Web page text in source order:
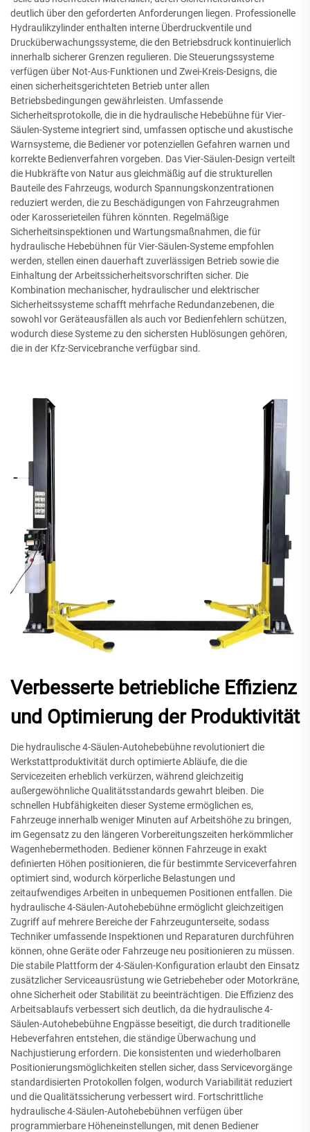
deutlich über den geforderten Anforderungen liegen. Professionelle
Hydraulikzylinder enthalten interne Überdruckventile und
Drucküberwachungssysteme, die den Betriebsdruck kontinuierlich
innerhalb sicherer Grenzen regulieren. Die Steuerungssysteme
verfügen über Not-Aus-Funktionen und Zwei-Kreis-Designs, die
einen sicherheitsgerichteten Betrieb unter allen
Betriebsbedingungen gewährleisten. Umfassende
Sicherheitsprotokolle, die in die hydraulische Hebebühne für Vier-
Säulen-Systeme integriert sind, umfassen optische und akustische
Warnsysteme, die Bediener vor potenziellen Gefahren warnen und
korrekte Bedienverfahren vorgeben. Das Vier-Säulen-Design verteilt
die Hubkräfte von Natur aus gleichmäßig auf die strukturellen
Bauteile des Fahrzeugs, wodurch Spannungskonzentrationen
reduziert werden, die zu Beschädigungen von Fahrzeugrahmen
oder Karosserieteilen führen könnten. Regelmäßige
Sicherheitsinspektionen und Wartungsmaßnahmen, die für
hydraulische Hebebühnen für Vier-Säulen-Systeme empfohlen
werden, stellen einen dauerhaft zuverlässigen Betrieb sowie die
Einhaltung der Arbeitssicherheitsvorschriften sicher. Die
Kombination mechanischer, hydraulischer und elektrischer
Sicherheitssysteme schafft mehrfache Redundanzebenen, die
sowohl vor Geräteausfällen als auch vor Bedienfehlern schützen,
wodurch diese Systeme zu den sichersten Hublösungen gehören,
die in der Kfz-Servicebranche verfügbar sind.
Verbesserte betriebliche Effizienz
und Optimierung der Produktivität
Die hydraulische 4-Säulen-Autohebebühne revolutioniert die
Werkstattproduktivität durch optimierte Abläufe, die die
Servicezeiten erheblich verkürzen, während gleichzeitig
außergewöhnliche Qualitätsstandards gewahrt bleiben. Die
schnellen Hubfähigkeiten dieser Systeme ermöglichen es,
Fahrzeuge innerhalb weniger Minuten auf Arbeitshöhe zu bringen,
im Gegensatz zu den längeren Vorbereitungszeiten herkömmlicher
Wagenhebermethoden. Bediener können Fahrzeuge in exakt
definierten Höhen positionieren, die für bestimmte Serviceverfahren
optimiert sind, wodurch körperliche Belastungen und
zeitaufwendiges Arbeiten in unbequemen Positionen entfallen. Die
hydraulische 4-Säulen-Autohebebühne ermöglicht gleichzeitigen
Zugriff auf mehrere Bereiche der Fahrzeugunterseite, sodass
Techniker umfassende Inspektionen und Reparaturen durchführen
können, ohne Geräte oder Fahrzeuge neu positionieren zu müssen.
Die stabile Plattform der 4-Säulen-Konfiguration erlaubt den Einsatz
zusätzlicher Serviceausrüstung wie Getriebeheber oder Motorkräne,
ohne Sicherheit oder Stabilität zu beeinträchtigen. Die Effizienz des
Arbeitsablaufs verbessert sich deutlich, da die hydraulische 4-
Säulen-Autohebebühne Engpässe beseitigt, die durch traditionelle
Hebeverfahren entstehen, die ständige Überwachung und
Nachjustierung erfordern. Die konsistenten und wiederholbaren
Positionierungsmöglichkeiten stellen sicher, dass Servicevorgänge
standardisierten Protokollen folgen, wodurch Variabilität reduziert
und die Qualitätssicherung verbessert wird. Fortschrittliche
hydraulische 4-Säulen-Autohebebühnen verfügen über
programmierbare Höheneinstellungen, mit denen Bediener